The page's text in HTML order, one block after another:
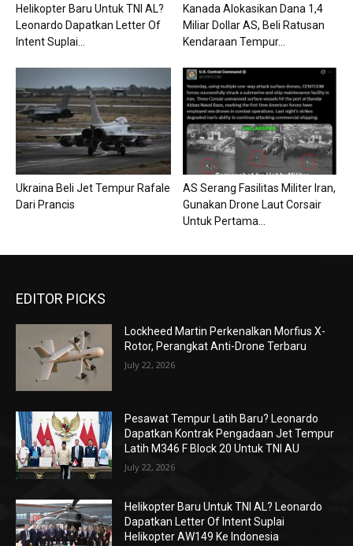
Helikopter Baru Untuk TNI AL?
Leonardo Dapatkan Letter Of
Intent Suplai...
Kanada Alokasikan Dana 1,4
Miliar Dollar AS, Beli Ratusan
Kendaraan Tempur...
Ukraina Beli Jet Tempur Rafale
Dari Prancis
AS Serang Fasilitas Militer Iran,
Gunakan Drone Laut Corsair
Untuk Pertama...
EDITOR PICKS
Lockheed Martin Perkenalkan Morfius X-
Rotor, Perangkat Anti-Drone Terbaru
July 22, 2026
Pesawat Tempur Latih Baru? Leonardo
Dapatkan Kontrak Pengadaan Jet Tempur
Latih M346 F Block 20 Untuk TNI AU
July 22, 2026
Helikopter Baru Untuk TNI AL? Leonardo
Dapatkan Letter Of Intent Suplai
Helikopter AW149 Ke Indonesia